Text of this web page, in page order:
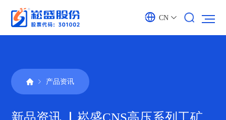
CN
产品资讯
新品资讯 ▏崧盛CNS高压系列工矿